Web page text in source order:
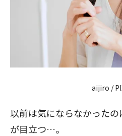
aijiro /
以前は気にならなかった
が目立つ…。